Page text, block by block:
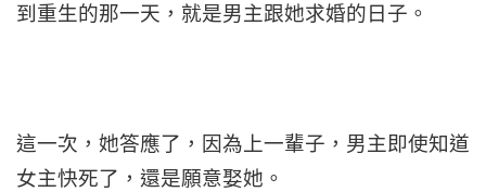
到重生的那一天，就是男主跟她求婚的日子。
這一次，她答應了，因為上一輩子，男主即使知道
女主快死了，還是願意娶她。